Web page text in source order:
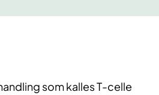
som kalles T-celle